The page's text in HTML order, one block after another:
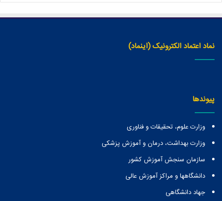
نماد اعتماد الکترونیک (اینماد)
پیوندها
وزارت علوم، تحقیقات و فناوری
وزارت بهداشت، درمان و آموزش پزشکی
سازمان سنجش آموزش کشور
دانشگاهها و مراكز آموزش عالی
جهاد دانشگاهی